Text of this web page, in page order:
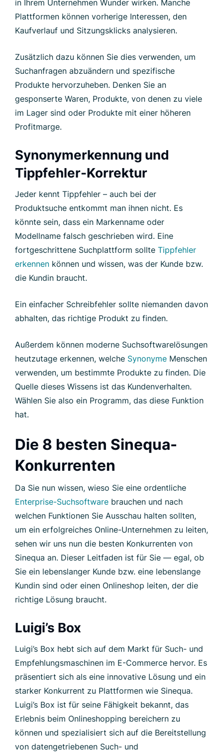
in Ihrem Unternehmen Wunder wirken. Manche
Plattformen können vorherige Interessen, den
Kaufverlauf und Sitzungsklicks analysieren.
Zusätzlich dazu können Sie dies verwenden, um
Suchanfragen abzuändern und spezifische
Produkte hervorzuheben. Denken Sie an
gesponserte Waren, Produkte, von denen zu viele
im Lager sind oder Produkte mit einer höheren
Profitmarge.
Synonymerkennung und
Tippfehler-Korrektur
Jeder kennt Tippfehler – auch bei der
Produktsuche entkommt man ihnen nicht. Es
könnte sein, dass ein Markenname oder
Modellname falsch geschrieben wird. Eine
fortgeschrittene Suchplattform sollte Tippfehler
erkennen können und wissen, was der Kunde bzw.
die Kundin braucht.
Ein einfacher Schreibfehler sollte niemanden davon
abhalten, das richtige Produkt zu finden.
Außerdem können moderne Suchsoftwarelösungen
heutzutage erkennen, welche Synonyme Menschen
verwenden, um bestimmte Produkte zu finden. Die
Quelle dieses Wissens ist das Kundenverhalten.
Wählen Sie also ein Programm, das diese Funktion
hat.
Die 8 besten Sinequa-
Konkurrenten
Da Sie nun wissen, wieso Sie eine ordentliche
Enterprise-Suchsoftware brauchen und nach
welchen Funktionen Sie Ausschau halten sollten,
um ein erfolgreiches Online-Unternehmen zu leiten,
sehen wir uns nun die besten Konkurrenten von
Sinequa an. Dieser Leitfaden ist für Sie — egal, ob
Sie ein lebenslanger Kunde bzw. eine lebenslange
Kundin sind oder einen Onlineshop leiten, der die
richtige Lösung braucht.
Luigi’s Box
Luigi’s Box hebt sich auf dem Markt für Such- und
Empfehlungsmaschinen im E-Commerce hervor. Es
präsentiert sich als eine innovative Lösung und ein
starker Konkurrent zu Plattformen wie Sinequa.
Luigi’s Box ist für seine Fähigkeit bekannt, das
Erlebnis beim Onlineshopping bereichern zu
können und spezialisiert sich auf die Bereitstellung
von datengetriebenen Such- und